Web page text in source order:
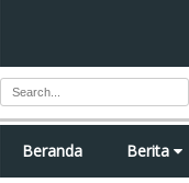
Beranda Berita